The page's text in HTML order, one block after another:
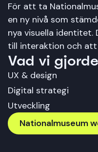
För att ta
en ny nivå som
nya visuella identitet.
till interaktion och
Vad vi gjorde
UX & design
Digital strategi
Utveckling
Nationalmuseum
Nationalmuseum